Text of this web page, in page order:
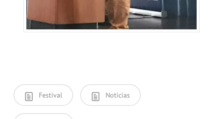
Festival Noticias